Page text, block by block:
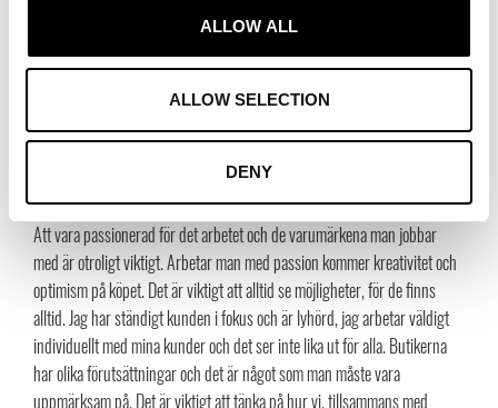
ALLOW ALL
ALLOW SELECTION
DENY
vara positiv! Det öppnas inte lika mycket butiker som det gjorde förut och
många har stängt, men det gör också att vi kan arbeta ännu närmare och
starkare med de kunder och butiker vi har. Jag tycker också att det är
viktigt att främja de fysiska butikerna för att skapa levande stadskärnor
dit människor vill gå och handla.
Vilka är dina bästa tips för att lyckas som säljare i
branschen?
Att vara passionerad för det arbetet och de varumärkena man jobbar
med är otroligt viktigt. Arbetar man med passion kommer kreativitet och
optimism på köpet. Det är viktigt att alltid se möjligheter, för de finns
alltid. Jag har ständigt kunden i fokus och är lyhörd, jag arbetar väldigt
individuellt med mina kunder och det ser inte lika ut för alla. Butikerna
har olika förutsättningar och det är något som man måste vara
uppmärksam på. Det är viktigt att tänka på hur vi, tillsammans med